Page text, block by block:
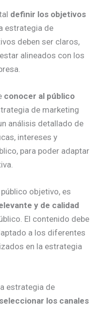
definir los objetivos
estrategia de
deben ser claros,
alineados con los
conocer al público
de marketing
análisis detallado de
intereses y
para poder adaptar
objetivo, es
y de calidad
El contenido debe
a los diferentes
en la estrategia
estrategia de
seleccionar los canales